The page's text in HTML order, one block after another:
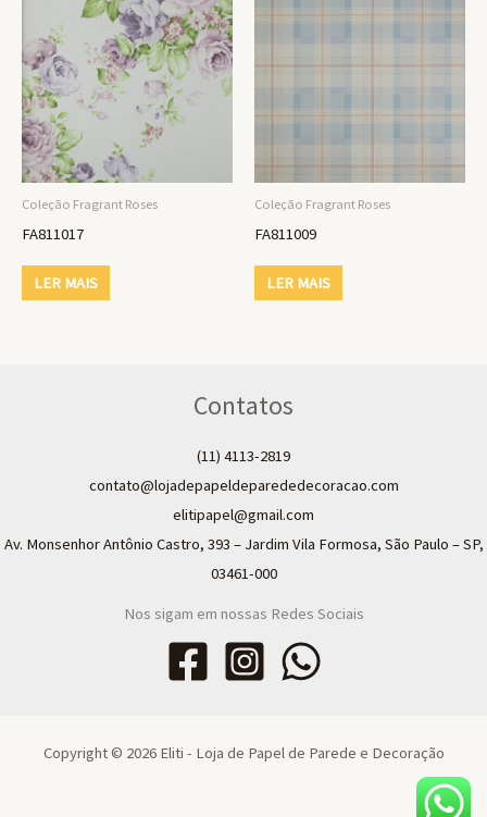
Coleção Fragrant Roses
FA811017
LER MAIS
Coleção Fragrant Roses
FA811009
LER MAIS
Contatos
(11) 4113-2819
contato@lojadepapeldeparededecoracao.com
elitipapel@gmail.com​
Av. Monsenhor Antônio Castro, 393 – Jardim Vila Formosa, São Paulo – SP,
03461-000
Nos sigam em nossas Redes Sociais
Copyright © 2026 Eliti - Loja de Papel de Parede e Decoração